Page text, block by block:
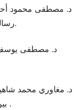
رسالة دكتوراه، كلية الحقوق، جامعة عين شمس، 1976.
بين الفاعلية والضمان "،مكتبة الانجلو المصرية، 1986 .